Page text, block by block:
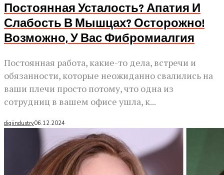
Постоянная Усталость? Апатия И
Слабость В Мышцах? Осторожно!
Возможно, У Вас Фибромиалгия
Постоянная работа, какие-то дела, встречи и
обязанности, которые неожиданно свалились на
ваши плечи просто потому, что одна из
сотрудниц в вашем офисе ушла, к...
digiindustry06.12.2024